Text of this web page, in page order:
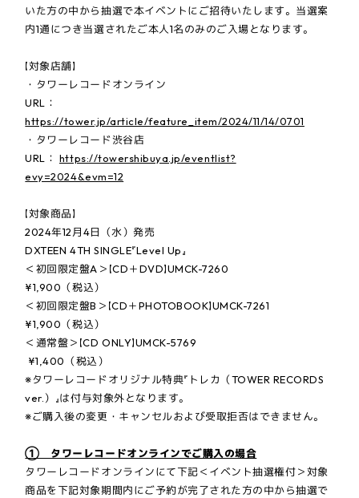
いた方の中から抽選で本イベントにご招待いたします。当選案
内1通につき当選されたご本人1名のみのご入場となります。
【対象店舗】
・タワーレコードオンライン
URL：
https://tower.jp/article/feature_item/2024/11/14/0701
・タワーレコード渋谷店
URL： https://towershibuya.jp/eventlist?
evy=2024&evm=12
【対象商品】
2024年12月4日（水）発売
DXTEEN 4TH SINGLE『Level Up』
＜初回限定盤A＞【CD＋DVD】UMCK-7260
¥1,900（税込）
＜初回限定盤B＞【CD＋PHOTOBOOK】UMCK-7261
¥1,900（税込）
＜通常盤＞【CD ONLY】UMCK-5769
¥1,400（税込）
※タワーレコードオリジナル特典『トレカ（TOWER RECORDS
ver.）』は付与対象外となります。
※ご購入後の変更・キャンセルおよび受取拒否はできません。
① タワーレコードオンラインでご購入の場合
タワーレコードオンラインにて下記＜イベント抽選権付＞対象
商品を下記対象期間内にご予約が完了された方の中から抽選で